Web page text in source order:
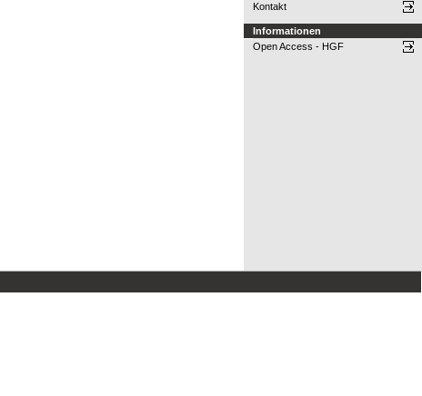
Kontakt
Informationen
Open Access - HGF